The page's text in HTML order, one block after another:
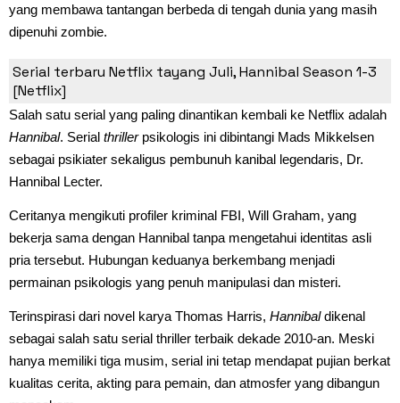
yang membawa tantangan berbeda di tengah dunia yang masih
dipenuhi zombie.
7. Hannibal Season 1-3 (27 Juli)
Serial terbaru Netflix tayang Juli, Hannibal Season 1-3
[Netflix]
Salah satu serial yang paling dinantikan kembali ke Netflix adalah
Hannibal. Serial thrillerpsikologis ini dibintangi Mads Mikkelsen
sebagai psikiater sekaligus pembunuh kanibal legendaris, Dr.
Hannibal Lecter.
Ceritanya mengikuti profiler kriminal FBI, Will Graham, yang
bekerja sama dengan Hannibal tanpa mengetahui identitas asli
pria tersebut. Hubungan keduanya berkembang menjadi
permainan psikologis yang penuh manipulasi dan misteri.
Terinspirasi dari novel karya Thomas Harris, Hannibaldikenal
sebagai salah satu serial thriller terbaik dekade 2010-an. Meski
hanya memiliki tiga musim, serial ini tetap mendapat pujian berkat
kualitas cerita, akting para pemain, dan atmosfer yang dibangun